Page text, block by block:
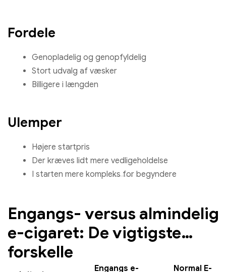
Fordele
Genopladelig og genopfyldelig
Stort udvalg af væsker
Billigere i længden
Ulemper
Højere startpris
Der kræves lidt mere vedligeholdelse
I starten mere kompleks for begyndere
Engangs- versus almindelig
e-cigaret: De vigtigste
forskelle
Engangs e- Normal E-